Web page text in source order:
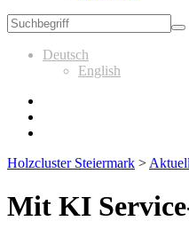
Deutsch
English
Holzcluster Steiermark >
Mit KI